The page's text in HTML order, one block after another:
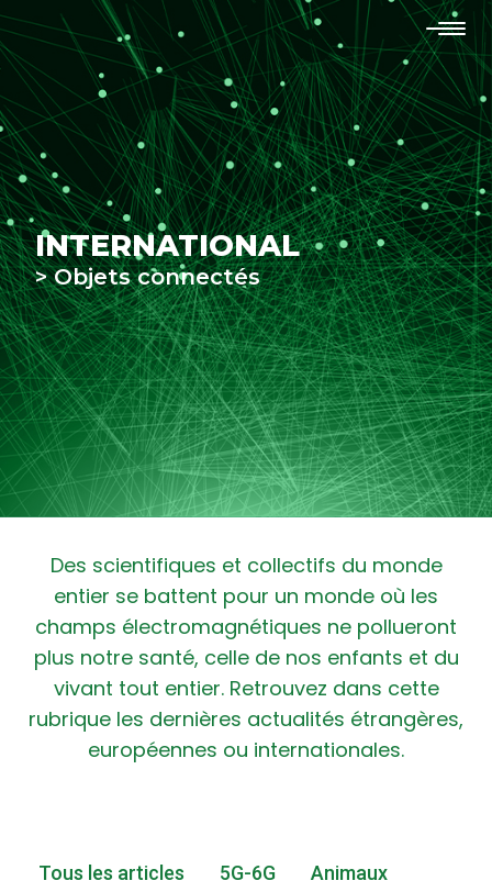
INTERNATIONAL
> Objets connectés
Des scientifiques et collectifs du monde
entier se battent pour un monde où les
champs électromagnétiques ne pollueront
plus notre santé, celle de nos enfants et du
vivant tout entier. Retrouvez dans cette
rubrique les dernières actualités étrangères,
européennes ou internationales.
Tous les articles 5G-6G Animaux